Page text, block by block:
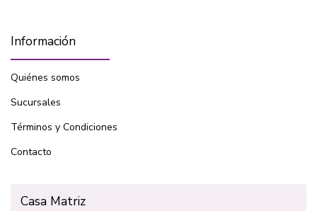
Información
Quiénes somos
Sucursales
Términos y Condiciones
Contacto
Casa Matriz